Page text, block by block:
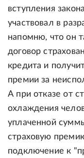
вступления
участвовал в
напомню, что он
договор
кредита и
премии за
А при отказе от
охлаждения
уплаченной
страховую
подключение к